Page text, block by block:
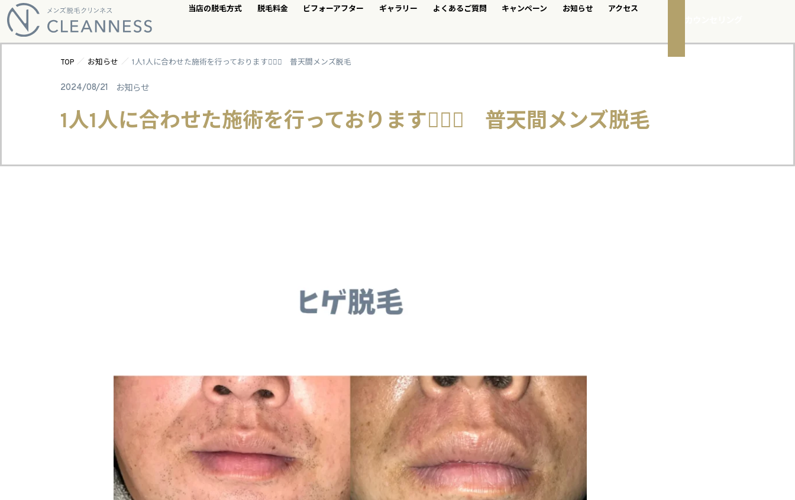
当店の脱毛方式 脱毛料金 ビフォーアフター ギャラリー よくあるご質問 キャンペーン お知らせ アクセス
TOP お知らせ 1人1人に合わせた施術を行っております💁🏻‍♀️ 普天間メンズ脱毛
2024/08/21 お知らせ
1人1人に合わせた施術を行っております💁🏻‍♀️ 普天間メンズ脱毛